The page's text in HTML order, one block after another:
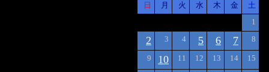
日 月 火 水 木 金
土
1
2 3 4 5 6 7 8
9 10 11 12 13 14 15